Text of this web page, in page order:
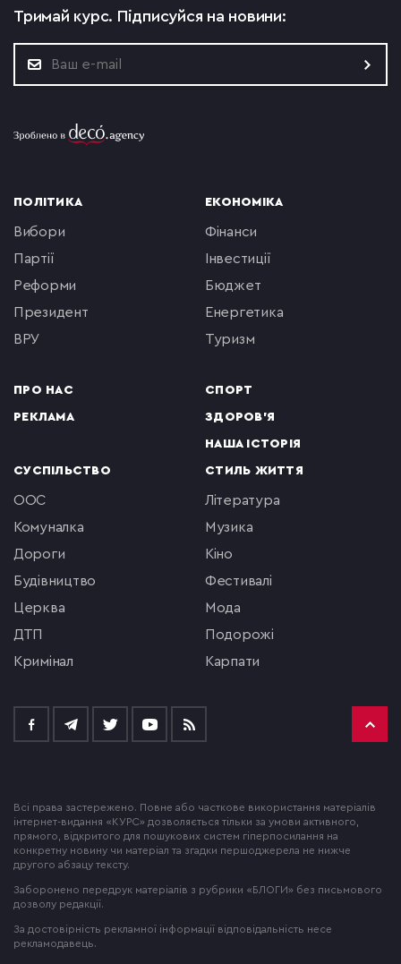
Тримай курс. Підписуйся на новини:
ПОЛІТИКА
вибори
партії
реформи
президент
ВРУ
ПРО НАС
РЕКЛАМА
ЕКОНОМІКА
фінанси
інвестиції
бюджет
енергетика
туризм
СПОРТ
ЗДОРОВ'Я
НАША ІСТОРІЯ
СУСПІЛЬСТВО
ООС
комуналка
Дороги
будівництво
церква
ДТП
кримінал
СТИЛЬ ЖИТТЯ
література
музика
кіно
фестивалі
мода
подорожі
Карпати
Всі права застережено. Повне або часткове використання матеріалів
інтернет-видання «КУРС» дозволяється тільки за умови активного,
прямого, відкритого для пошукових систем гіперпосилання на
конкретну новину чи матеріал та згадки першоджерела не нижче
другого абзацу тексту.
Заборонено передрук матеріалів з рубрики «БЛОГИ» без письмового
дозволу редакції.
За достовірність рекламної інформації відповідальність несе
рекламодавець.